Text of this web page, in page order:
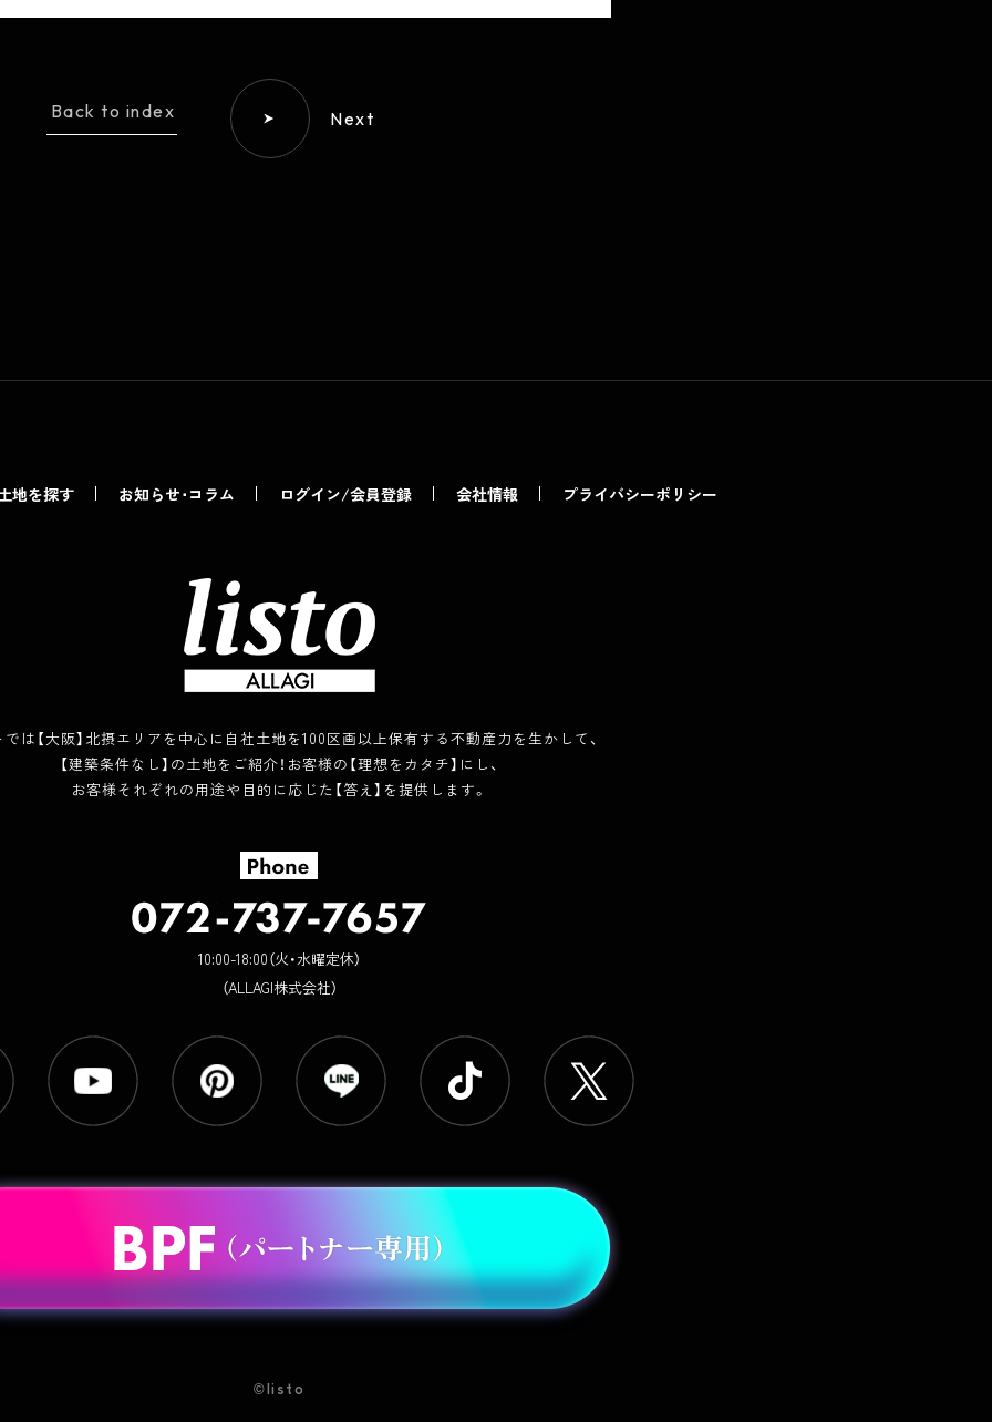
Back to index Next
地を探す お知らせ･コラム ログイン/会員登録 会社情報 プライバシーポリシー
は【大阪】北摂エリアを中心に自社土地を100区画以上保有する不動産力を生かして、
【建築条件なし】の土地をご紹介！お客様の【理想をカタチ】にし、
お客様それぞれの用途や目的に応じた【答え】を提供します。
10:00-18:00（火・水曜定休）
（ALLAGI株式会社）
©listo